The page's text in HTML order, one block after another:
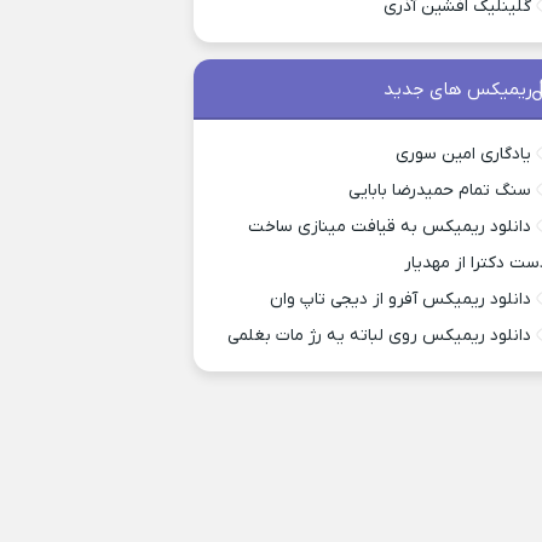
گلینلیک افشین آذری
ریمیکس های جدید
یادگاری امین سوری
سنگ تمام حمیدرضا بابایی
دانلود ریمیکس به قیافت مینازی ساخت
دکترا از مهدیار
دانلود ریمیکس آفرو از ديجی تاپ وان
دانلود ریمیکس روی لباته یه رژ مات بغلمی